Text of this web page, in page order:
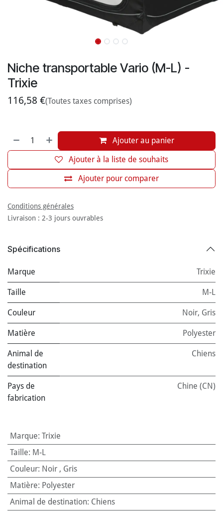
Niche transportable Vario (M-L) -
Trixie
116,58 €(Toutes taxes comprises)
Ajouter au panier
Ajouter pour comparer
Ajouter à la liste de souhaits
Conditions générales
Livraison : 2-3 jours ouvrables
Spécifications
Marque Trixie
Taille M-L
Couleur Noir, Gris
Matière Polyester
Animal de
destination
Chiens
Pays de
fabrication
Chine (CN)
Marque: Trixie
Taille: M-L
Couleur: Noir, Gris
Matière: Polyester
Animal de destination: Chiens